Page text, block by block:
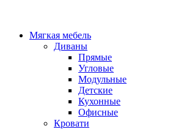
Мягкая мебель
Диваны
Прямые
Угловые
Модульные
Детские
Кухонные
Офисные
Кровати